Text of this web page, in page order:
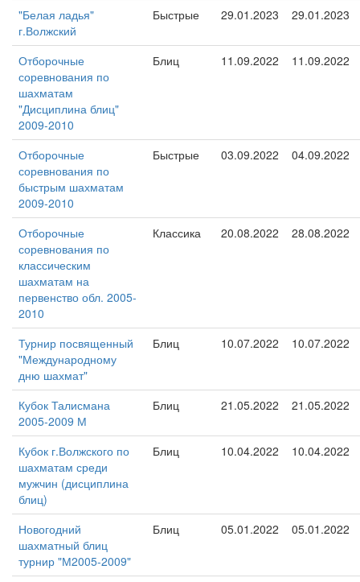
"Белая ладья"
г.Волжский
Быстрые 29.01.2023 29.01.2023
Отборочные
соревнования по
шахматам
"Дисциплина блиц"
2009-2010
Блиц 11.09.2022 11.09.2022
Отборочные
соревнования по
быстрым шахматам
2009-2010
Быстрые 03.09.2022 04.09.2022
Отборочные
соревнования по
классическим
шахматам на
первенство обл. 2005-
2010
Классика 20.08.2022 28.08.2022
Турнир посвященный
"Международному
дню шахмат"
Блиц 10.07.2022 10.07.2022
Кубок Талисмана
2005-2009 М
Блиц 21.05.2022 21.05.2022
Кубок г.Волжского по
шахматам среди
мужчин (дисциплина
блиц)
Блиц 10.04.2022 10.04.2022
Новогодний
шахматный блиц
турнир "М2005-2009"
Блиц 05.01.2022 05.01.2022